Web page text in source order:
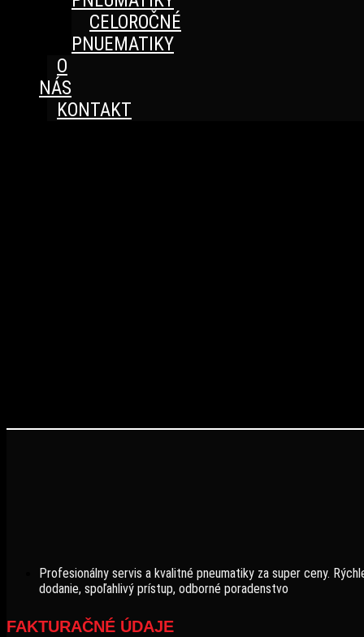
CELOROČNÉ
PNUEMATIKY
O
NÁS
KONTAKT
Profesionálny servis a kvalitné pneumatiky za super ceny.
dodanie, spoľahlivý prístup, odborné poradenstvo
FAKTURAČNÉ ÚDAJE